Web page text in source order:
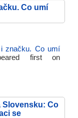
Co umí
značku. Co umí
first on
Slovensku: Co
se